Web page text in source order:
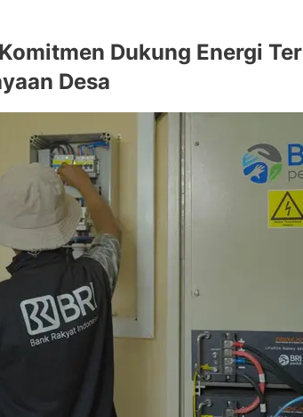
Dukung Energi
Desa